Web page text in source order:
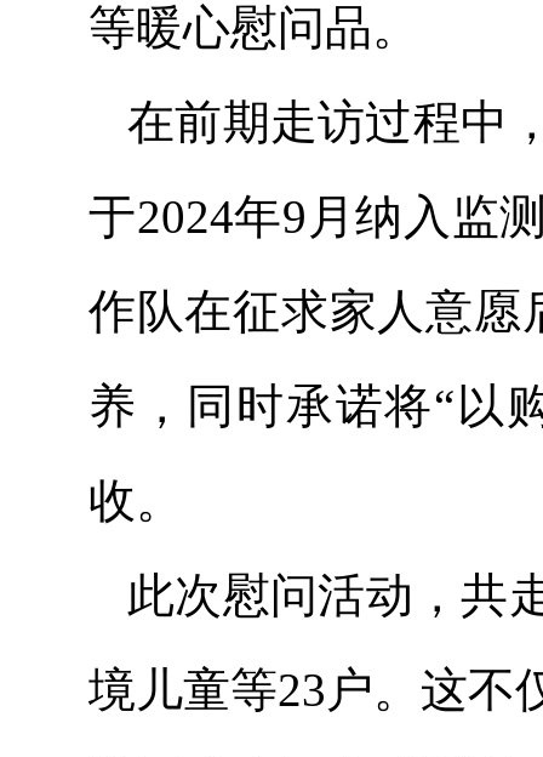
等暖心慰问品。
在前期走访过程中
于2024年9月纳入监
作队在征求家人意
养，同时承诺将“以
收。
此次慰问活动，共
境儿童等23户。这不